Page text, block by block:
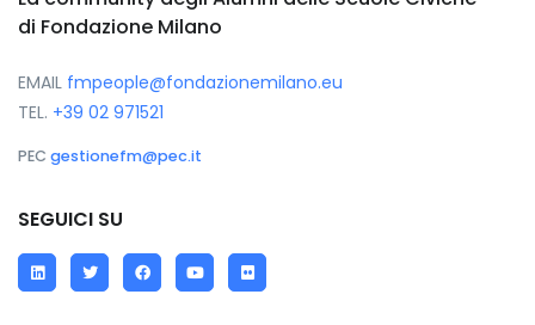
di Fondazione Milano
EMAIL fmpeople@fondazionemilano.eu
TEL. +39 02 971521
PEC gestionefm@pec.it
SEGUICI SU
LinkedInTwitterFacebookYouTube
Flickr